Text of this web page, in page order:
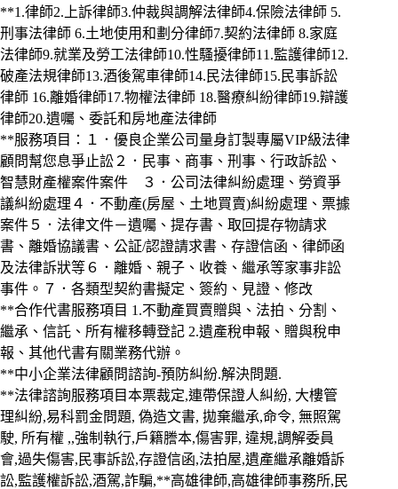
**1.律師2.上訴律師3.仲裁與調解法律師4.保險法律師 5.
刑事法律師 6.土地使用和劃分律師7.契約法律師 8.家庭
法律師9.就業及勞工法律師10.性騷擾律師11.監護律師12.
破產法規律師13.酒後駕車律師14.民法律師15.民事訴訟
律師 16.離婚律師17.物權法律師 18.醫療糾紛律師19.辯護
律師20.遺囑、委託和房地產法律師
**服務項目：１．優良企業公司量身訂製專屬VIP級法律
顧問幫您息爭止訟２．民事、商事、刑事、行政訴訟、
智慧財產權案件案件 ３．公司法律糾紛處理、勞資爭
議糾紛處理４．不動產(房屋、土地買賣)糾紛處理、票據
案件５．法律文件－遺囑、提存書、取回提存物請求
書、離婚協議書、公証/認證請求書、存證信函、律師函
及法律訴狀等６．離婚、親子、收養、繼承等家事非訟
事件。７．各類型契約書擬定、簽約、見證、修改
**合作代書服務項目 1.不動產買賣贈與、法拍、分割、
繼承、信託、所有權移轉登記 2.遺產稅申報、贈與稅申
報、其他代書有關業務代辦。
**中小企業法律顧問諮詢-預防糾紛.解決問題.
**法律諮詢服務項目本票裁定,連帶保證人糾紛, 大樓管
理糾紛,易科罰金問題, 偽造文書, 拋棄繼承,命令, 無照駕
駛, 所有權 ,,強制執行,戶籍謄本,傷害罪, 違規,調解委員
會,過失傷害,民事訴訟,存證信函,法拍屋,遺產繼承離婚訴
訟,監護權訴訟,酒駕,詐騙,**高雄律師,高雄律師事務所,民